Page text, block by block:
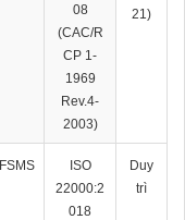
21)
08
(CAC/R
CP 1-
1969
Rev.4-
2003)
FSMS
ISO
22000:2
018
Duy
trì